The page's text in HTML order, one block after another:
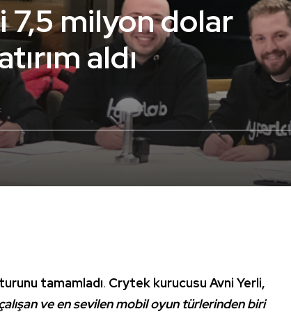
7,5 milyon dolar
aldı
tamamladı. Crytek kurucusu Avni Yerli,
ve en sevilen mobil oyun türlerinden biri